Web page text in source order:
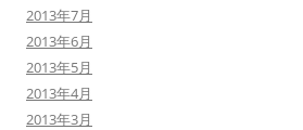
2013年7月
2013年6月
2013年5月
2013年4月
2013年3月